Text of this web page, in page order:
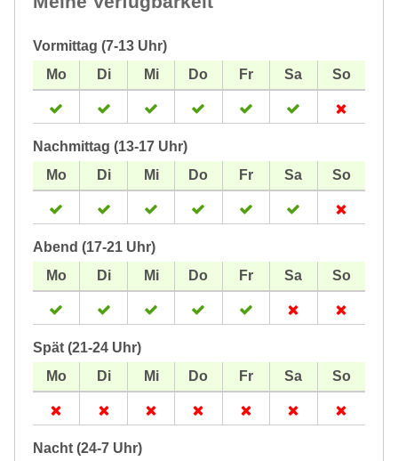
Vormittag (7-13 Uhr)
Nachmittag (13-17 Uhr)
Abend (17-21 Uhr)
Spät (21-24 Uhr)
Nacht (24-7 Uhr)